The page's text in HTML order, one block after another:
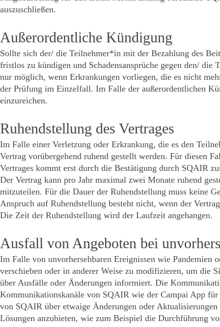
auszuschließen.
Außerordentliche Kündigung
Sollte sich der/ die Teilnehmer*in mit der Bezahlung des
fristlos zu kündigen und Schadensansprüche gegen den/
nur möglich, wenn Erkrankungen vorliegen, die es nicht
der Prüfung im Einzelfall. Im Falle der außerordentlichen
einzureichen.
Ruhendstellung des Vertrages
Im Falle einer Verletzung oder Erkrankung, die es den
Vertrag vorübergehend ruhend gestellt werden. Für diesen
Vertrages kommt erst durch die Bestätigung durch SQAIR
Der Vertrag kann pro Jahr maximal zwei Monate ruhend
mitzuteilen. Für die Dauer der Ruhendstellung muss keine
Anspruch auf Ruhendstellung besteht nicht, wenn der
Die Zeit der Ruhendstellung wird der Laufzeit angehangen.
Ausfall von Angeboten bei
Im Falle von unvorhersehbaren Ereignissen wie Pandemien
verschieben oder in anderer Weise zu modifizieren, um die
über Ausfälle oder Änderungen informiert. Die
Kommunikationskanäle von SQAIR wie der Campai App
von SQAIR über etwaige Änderungen oder
Lösungen anzubieten, wie zum Beispiel die Durchführung